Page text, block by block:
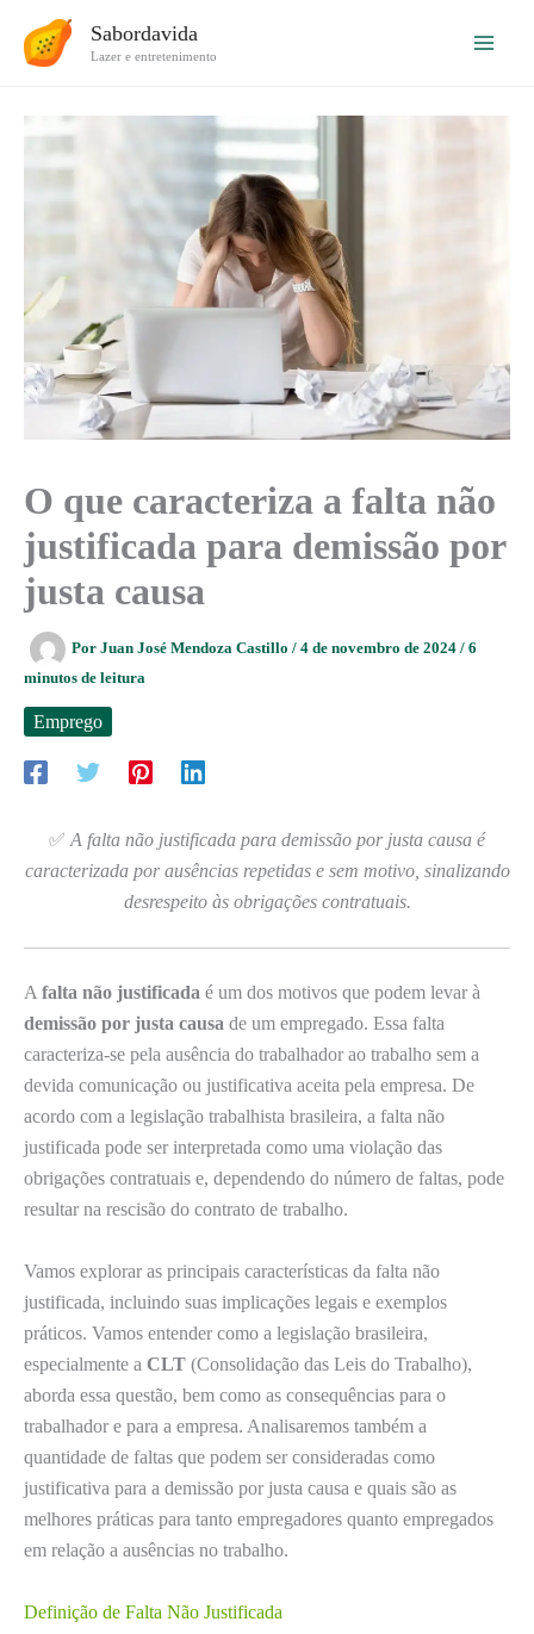
para
Sabordavida
Lazer e entretenimento
O que caracteriza a falta não
justificada para demissão por
justa causa
Por Juan José Mendoza Castillo / 4 de novembro de 2024 / 6
minutos de leitura
Emprego
✅ A falta não justificada para demissão por justa causa é
caracterizada por ausências repetidas e sem motivo, sinalizando
desrespeito às obrigações contratuais.
Afalta não justificada é um dos motivos que podem levar à
demissão por justa causa de um empregado. Essa falta
caracteriza-se pela ausência do trabalhador ao trabalho sem a
devida comunicação ou justificativa aceita pela empresa. De
acordo com a legislação trabalhista brasileira, a falta não
justificada pode ser interpretada como uma violação das
obrigações contratuais e, dependendo do número de faltas, pode
resultar na rescisão do contrato de trabalho.
Vamos explorar as principais características da falta não
justificada, incluindo suas implicações legais e exemplos
práticos. Vamos entender como a legislação brasileira,
especialmente a CLT (Consolidação das Leis do Trabalho),
aborda essa questão, bem como as consequências para o
trabalhador e para a empresa. Analisaremos também a
quantidade de faltas que podem ser consideradas como
justificativa para a demissão por justa causa e quais são as
melhores práticas para tanto empregadores quanto empregados
em relação a ausências no trabalho.
Definição de Falta Não Justificada